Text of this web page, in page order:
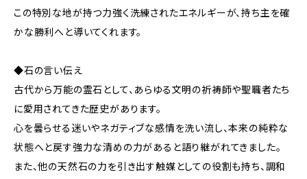
この特別な地が持つ力強く洗練されたエネルギーが、持ち主を確
かな勝利へと導いてくれます。
◆石の言い伝え
古代から万能の霊石として、あらゆる文明の祈祷師や聖職者たち
に愛用されてきた歴史があります。
心を曇らせる迷いやネガティブな感情を洗い流し、本来の純粋な
状態へと戻す強力な清めの力があると語り継がれてきました。
また、他の天然石の力を引き出す触媒としての役割も持ち、調和